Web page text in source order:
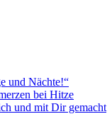
und Nächte!“
bei Hitze
und mit Dir gemacht